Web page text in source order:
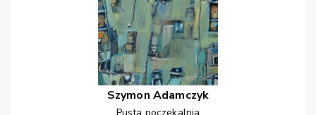
Szymon Adamczyk